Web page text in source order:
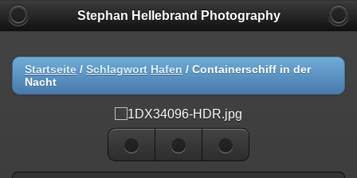
Stephan Hellebrand Photography
Startseite / Schlagwort Hafen / Containerschiff in der
Nacht